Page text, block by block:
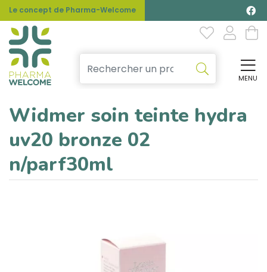
Le concept de Pharma-Welcome
MENU
Widmer soin teinte hydra
uv20 bronze 02
n/parf30ml